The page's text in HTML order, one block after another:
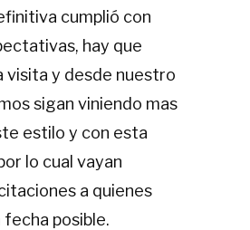
cumplió con
hay que
visita y desde nuestro
sigan viniendo mas
estilo y con esta
lo cual vayan
a quienes
posible.